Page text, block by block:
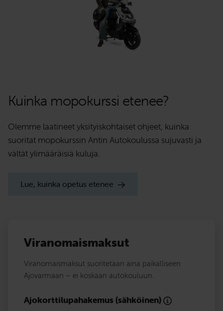
Kuinka mopokurssi etenee?
Olemme laatineet yksityiskohtaiset ohjeet, kuinka
suoritat mopokurssin Antin Autokoulussa sujuvasti ja
vältät ylimääräisiä kuluja.
Lue, kuinka opetus etenee
Viranomaismaksut
Viranomaismaksut suoritetaan aina paikalliseen
Ajovarmaan – ei koskaan autokouluun.
Ajokorttilupahakemus (sähköinen)